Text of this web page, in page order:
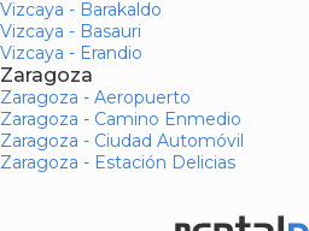
Vizcaya - Barakaldo
Vizcaya - Basauri
Vizcaya - Erandio
Zaragoza
Zaragoza - Aeropuerto
Zaragoza - Camino Enmedio
Zaragoza - Ciudad Automóvil
Zaragoza - Estación Delicias